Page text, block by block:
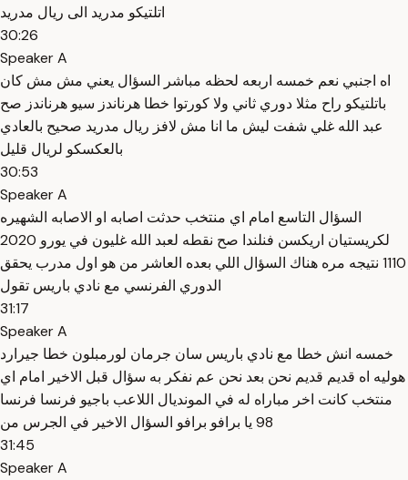
اتلتيكو مدريد الى ريال مدريد
30:26
Speaker A
اه اجنبي نعم خمسه اربعه لحظه مباشر السؤال يعني مش مش كان
باتلتيكو راح مثلا دوري ثاني ولا كورتوا خطا هرناندز سيو هرناندز صح
عبد الله غلي شفت ليش ما انا مش لافز ريال مدريد صحيح بالعادي
بالعكسكو لريال قليل
30:53
Speaker A
السؤال التاسع امام اي منتخب حدثت اصابه او الاصابه الشهيره
لكريستيان اريكسن فنلندا صح نقطه لعبد الله غليون في يورو 2020
1110 نتيجه مره هناك السؤال اللي بعده العاشر من هو اول مدرب يحقق
الدوري الفرنسي مع نادي باريس تقول
31:17
Speaker A
خمسه انش خطا مع نادي باريس سان جرمان لورمبلون خطا جيرارد
هوليه اه قديم قديم نحن بعد نحن عم نفكر به سؤال قبل الاخير امام اي
منتخب كانت اخر مباراه له في المونديال اللاعب باجيو فرنسا فرنسا
98 يا برافو برافو السؤال الاخير في الجرس من
31:45
Speaker A